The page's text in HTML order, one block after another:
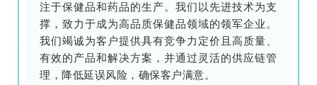
注于保健品和药品的生产。我们以先进技术为支
撑，致力于成为高品质保健品领域的领军企业。
我们竭诚为客户提供具有竞争力定价且高质量、
有效的产品和解决方案，并通过灵活的供应链管
理，降低延误风险，确保客户满意。